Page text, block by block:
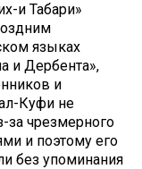
и Табари»
языках
и Дербента»,
и
Куфи не
чрезмерного
и поэтому его
без упоминания